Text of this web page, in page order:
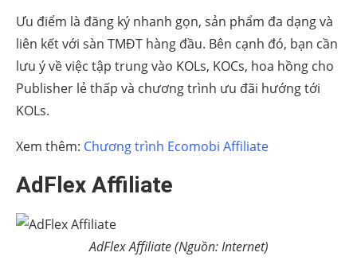
Ưu điểm là đăng ký nhanh gọn, sản phẩm đa dạng và
liên kết với sàn TMĐT hàng đầu. Bên cạnh đó, bạn cần
lưu ý về việc tập trung vào KOLs, KOCs, hoa hồng cho
Publisher lẻ thấp và chương trình ưu đãi hướng tới
KOLs.
Xem thêm: Chương trình Ecomobi Affiliate
AdFlex Affiliate
AdFlex Affiliate (Nguồn: Internet)